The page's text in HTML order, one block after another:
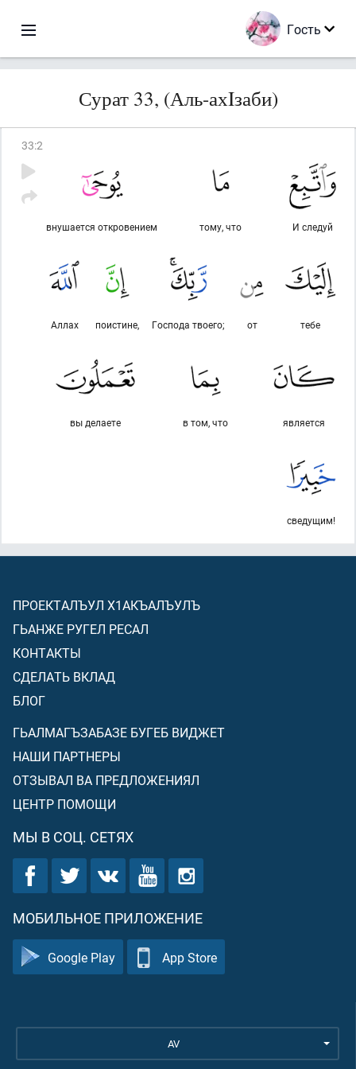
Гость
Сурат 33, (Аль-ахIзаби)
33:2
И следуй
тому, что
внушается откровением
тебе
от
Господа твоего;
поистине,
Аллах
является
в том, что
вы делаете
сведущим!
ПРОЕКТАЛЪУЛ Х1АКЪАЛЪУЛЪ
ГЬАНЖЕ РУГЕЛ РЕСАЛ
КОНТАКТЫ
СДЕЛАТЬ ВКЛАД
БЛОГ
ГЬАЛМАГЪЗАБАЗЕ БУГЕБ ВИДЖЕТ
НАШИ ПАРТНЕРЫ
ОТЗЫВАЛ ВА ПРЕДЛОЖЕНИЯЛ
ЦЕНТР ПОМОЩИ
МЫ В СОЦ. СЕТЯХ
МОБИЛЬНОЕ ПРИЛОЖЕНИЕ
Google Play App Store
AV